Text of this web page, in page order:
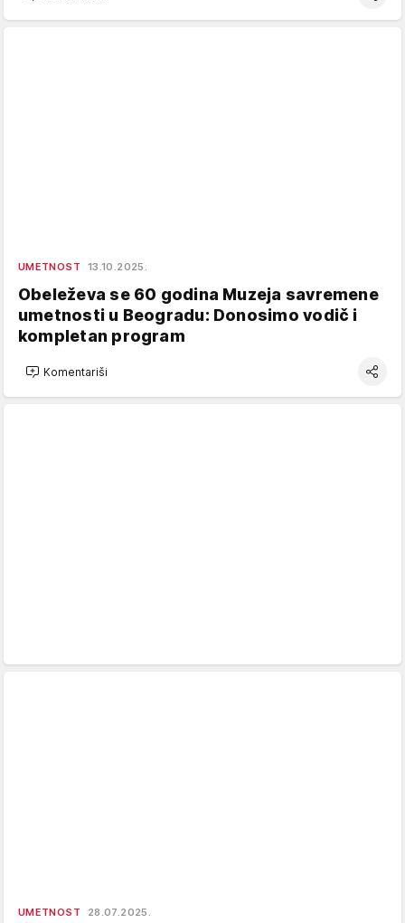
UMETNOST 13.10.2025.
Obeleževa se 60 godina Muzeja savremene
umetnosti u Beogradu: Donosimo vodič i
kompletan program
Komentariši
UMETNOST 28.07.2025.